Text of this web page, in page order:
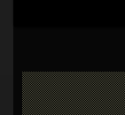
ビ